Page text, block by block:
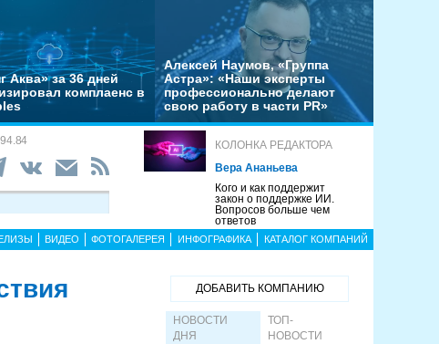
Аква» за 36 дней
комплаенс в
Алексей Наумов, «Группа
Астра»: «Наши эксперты
профессионально делают
свою работу в части PR»
КОЛОНКА РЕДАКТОРА
Вера Ананьева
Кого и как поддержит
закон о поддержке ИИ.
Вопросов больше чем
ответов
ВИДЕО ФОТОГАЛЕРЕЯ ИНФОГРАФИКА КАТАЛОГ КОМПАНИЙ
ДОБАВИТЬ КОМПАНИЮ
НОВОСТИ
ДНЯ
ТОП-
НОВОСТИ